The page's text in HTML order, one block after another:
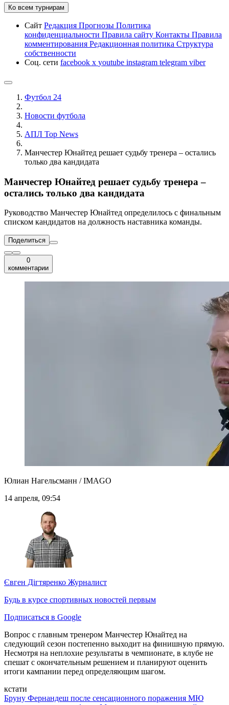
Ко всем турнирам
Сайт Редакция Прогнозы Политика
конфиденциальности Правила сайту Контакты Правила
комментирования Редакционная политика Структура
собственности
Соц. сети facebook x youtube instagram telegram viber
Футбол 24
Новости футбола
АПЛ Top News
Манчестер Юнайтед решает судьбу тренера – остались
только два кандидата
Манчестер Юнайтед решает судьбу тренера –
остались только два кандидата
Руководство Манчестер Юнайтед определилось с финальным
списком кандидатов на должность наставника команды.
Поделиться
0
комментарии
Юлиан Нагельсманн / IMAGO
14 апреля, 09:54
Євген Дігтяренко Журналист
Будь в курсе спортивных новостей первым
Подписаться в Google
Вопрос с главным тренером Манчестер Юнайтед на
следующий сезон постепенно выходит на финишную прямую.
Несмотря на неплохие результаты в чемпионате, в клубе не
спешат с окончательным решением и планируют оценить
итоги кампании перед определяющим шагом.
кстати
Бруну Фернандеш после сенсационного поражения МЮ